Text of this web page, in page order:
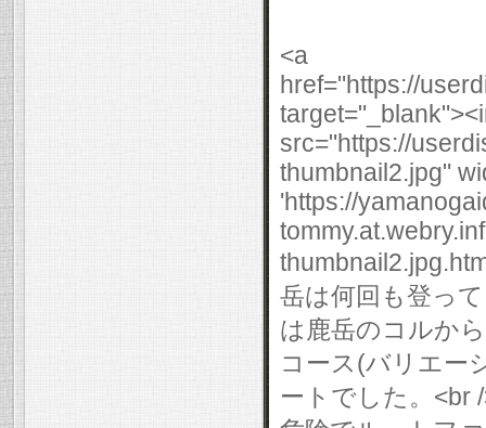
<a
href="https://
src="https://
thumbnail2.jpg"
'https://
岳は何回も登っ
は鹿岳のコルか
コース(バリエー
ートでした。<br